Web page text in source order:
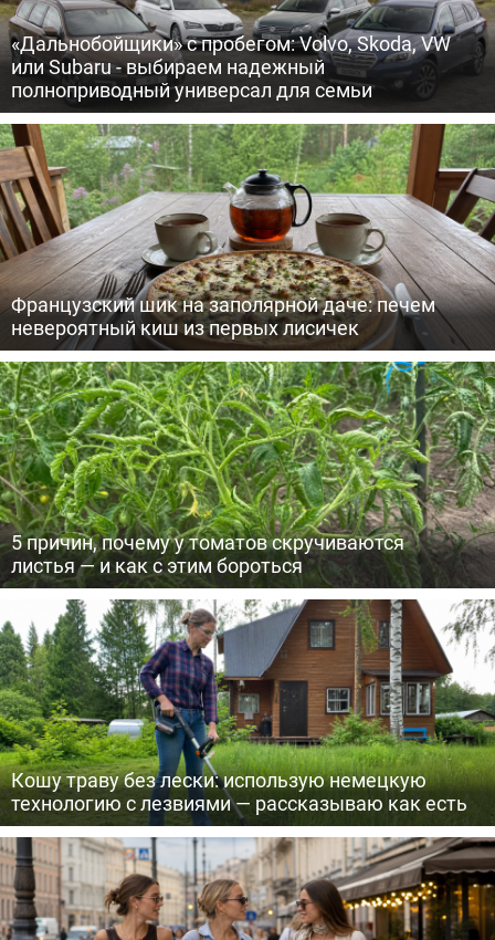
«Дальнобойщики» с пробегом: Volvo, Skoda, VW
или Subaru - выбираем надежный
полноприводный универсал для семьи
Французский шик на заполярной даче: печем
невероятный киш из первых лисичек
5 причин, почему у томатов скручиваются
листья — и как с этим бороться
Кошу траву без лески: использую немецкую
технологию с лезвиями — рассказываю как есть